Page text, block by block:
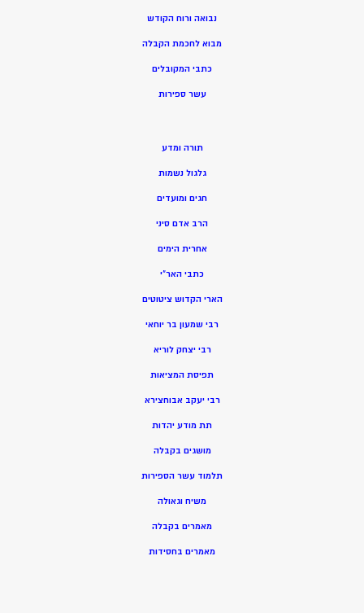
נבואה ורוח הקודש
מבוא לחכמת הקבלה
כתבי המקובלים
עשר ספירות
תורה ומדע
גלגול נשמות
חגים ומועדים
הרב אדם סיני
אחרית הימים
כתבי האר”י
הארי הקדוש ציטוטים
רבי שמעון בר יוחאי
רבי יצחק לוריא
תפיסת המציאות
רבי יעקב אבוחצירא
תת מודע יהדות
מושגים בקבלה
תלמוד עשר הספירות
משיח וגאולה
מאמרים בקבלה
מאמרים בחסידות